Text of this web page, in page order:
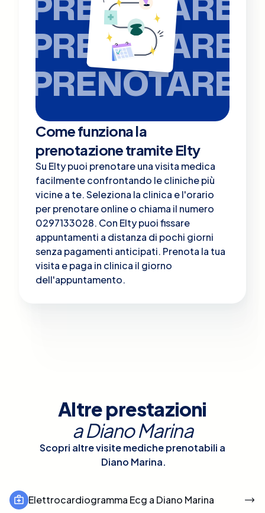
PRENOTARE
PRENOTARE
Come funziona la
prenotazione tramite Elty
Su Elty puoi prenotare una visita medica
facilmente confrontando le cliniche più
vicine a te. Seleziona la clinica e l'orario
per prenotare online o chiama il numero
0297133028. Con Elty puoi fissare
appuntamenti a distanza di pochi giorni
senza pagamenti anticipati. Prenota la tua
visita e paga in clinica il giorno
dell'appuntamento.
Altre prestazioni
aDiano Marina
Scopri altre visite mediche prenotabili a
Diano Marina.
Elettrocardiogramma Ecg a Diano Marina